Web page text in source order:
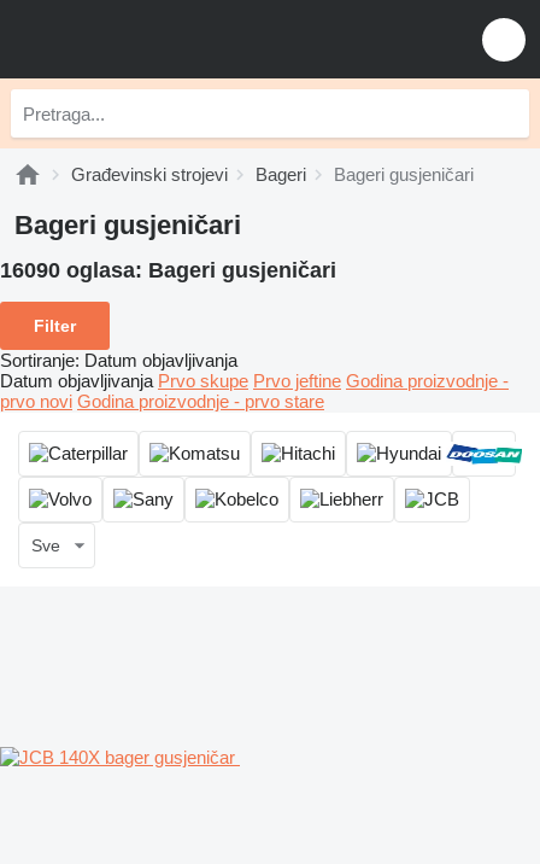
Građevinski strojevi Bageri Bageri gusjeničari
Bageri gusjeničari
16090 oglasa: Bageri gusjeničari
Filter
Sortiranje: Datum objavljivanja
Datum objavljivanja Prvo skupe Prvo jeftine Godina proizvodnje -
prvo novi Godina proizvodnje - prvo stare
Sve